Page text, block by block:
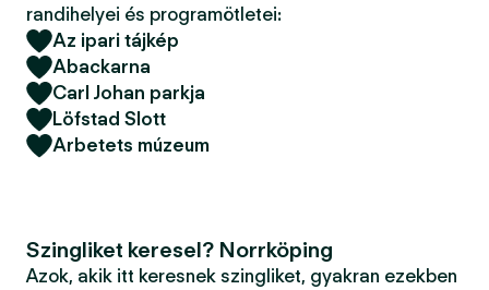
randihelyei és programötletei:
Az ipari tájkép
Abackarna
Carl Johan parkja
Löfstad Slott
Arbetets múzeum
Szingliket keresel? Norrköping
Azok, akik itt keresnek szingliket, gyakran ezekben